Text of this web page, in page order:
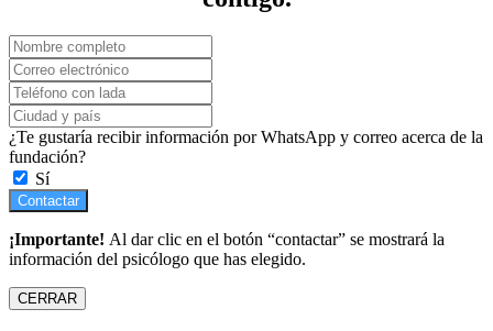
¿Te gustaría recibir información por WhatsApp y correo acerca de la
fundación?
Sí
Contactar
¡Importante! Al dar clic en el botón “contactar” se mostrará la
información del psicólogo que has elegido.
CERRAR